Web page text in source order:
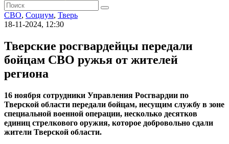
СВО, Социум, Тверь
18-11-2024, 12:30
Тверские росгвардейцы передали
бойцам СВО ружья от жителей
региона
16 ноября сотрудники Управления Росгвардии по
Тверской области передали бойцам, несущим службу в зоне
специальной военной операции, несколько десятков
единиц стрелкового оружия, которое добровольно сдали
жители Тверской области.